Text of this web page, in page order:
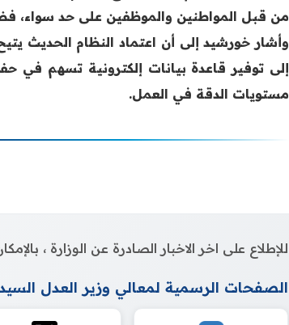
من قبل المواطنين والموظفين على حد سواء،
وأشار خورشيد إلى أن اعتماد النظام الحديث
إلى توفير قاعدة بيانات إلكترونية تسهم في
مستويات الدقة في العمل.
للإطلاع على اخر الاخبار الصادرة عن الوزارة ،
الصفحات الرسمية لمعالي وزير العدل